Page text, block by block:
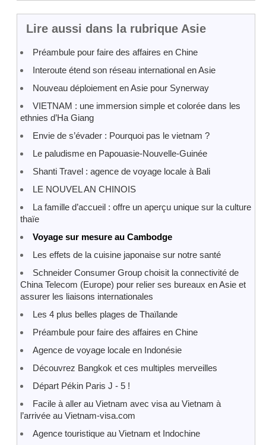
Lire aussi dans la rubrique Asie
Préambule pour faire des affaires en Chine
Interoute étend son réseau international en Asie
Nouveau déploiement en Asie pour Synerway
VIETNAM : une immersion simple et colorée dans les
ethnies d’Ha Giang
Envie de s’évader : Pourquoi pas le vietnam ?
Le paludisme en Papouasie-Nouvelle-Guinée
Shanti Travel : agence de voyage locale à Bali
LE NOUVEL AN CHINOIS
La famille d’accueil : offre un aperçu unique sur la culture
thaïe
Voyage sur mesure au Cambodge
Les effets de la cuisine japonaise sur notre santé
Schneider Consumer Group choisit la connectivité de
China Telecom (Europe) pour relier ses bureaux en Asie et
assurer les liaisons internationales
Les 4 plus belles plages de Thaïlande
Préambule pour faire des affaires en Chine
Agence de voyage locale en Indonésie
Découvrez Bangkok et ces multiples merveilles
Départ Pékin Paris J - 5 !
Facile à aller au Vietnam avec visa au Vietnam à
l’arrivée au Vietnam-visa.com
Agence touristique au Vietnam et Indochine